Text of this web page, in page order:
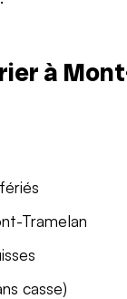
à
Tramelan
casse)